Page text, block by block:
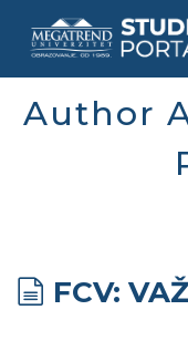
Author
FCV: